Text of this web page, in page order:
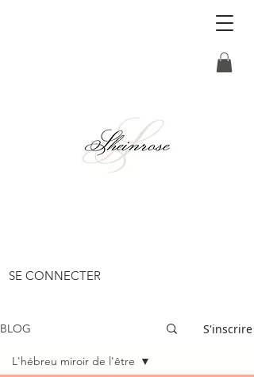
SE CONNECTER
BLOG S'inscrire
L'hébreu miroir de l'être